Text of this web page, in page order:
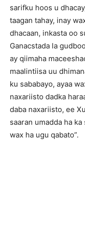
sarifku hoos u
taagan tahay, inay
dhacaan, inkasta oo
Ganacstada la
ay qiimaha
maalintiisa uu
ku sababayo, ayaa
naxariisto dadka
daba naxariisto, ee
saaran umadda ha
wax ha ugu qabato”.